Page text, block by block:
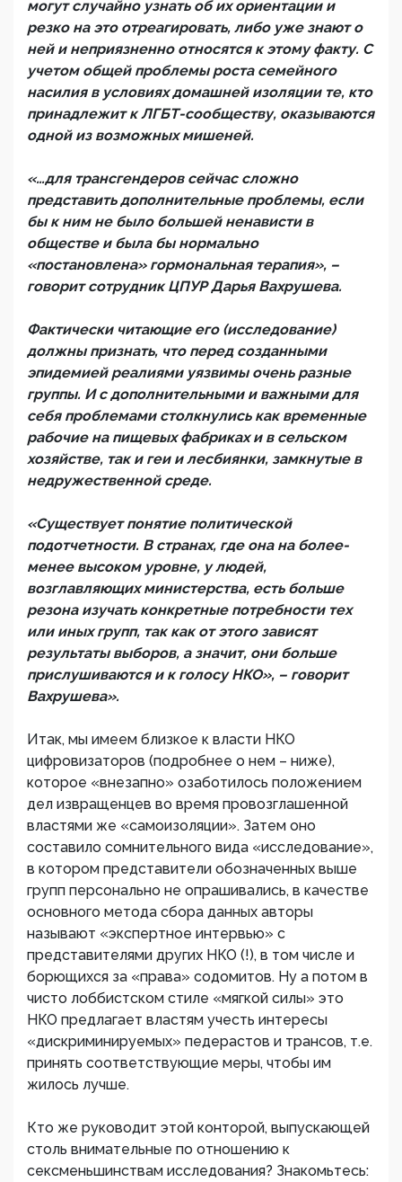
могут случайно узнать об их ориентации и
резко на это отреагировать, либо уже знают о
ней и неприязненно относятся к этому факту. С
учетом общей проблемы роста семейного
насилия в условиях домашней изоляции те, кто
принадлежит к ЛГБТ-сообществу, оказываются
одной из возможных мишеней.
«…для трансгендеров сейчас сложно
представить дополнительные проблемы, если
бы к ним не было большей ненависти в
обществе и была бы нормально
«постановлена» гормональная терапия», –
говорит сотрудник ЦПУР Дарья Вахрушева.
Фактически читающие его (исследование)
должны признать, что перед созданными
эпидемией реалиями уязвимы очень разные
группы. И с дополнительными и важными для
себя проблемами столкнулись как временные
рабочие на пищевых фабриках и в сельском
хозяйстве, так и геи и лесбиянки, замкнутые в
недружественной среде.
«Существует понятие политической
подотчетности. В странах, где она на более-
менее высоком уровне, у людей,
возглавляющих министерства, есть больше
резона изучать конкретные потребности тех
или иных групп, так как от этого зависят
результаты выборов, а значит, они больше
прислушиваются и к голосу НКО», – говорит
Вахрушева».
Итак, мы имеем близкое к власти НКО
цифровизаторов (подробнее о нем – ниже),
которое «внезапно» озаботилось положением
дел извращенцев во время провозглашенной
властями же «самоизоляции». Затем оно
составило сомнительного вида «исследование»,
в котором представители обозначенных выше
групп персонально не опрашивались, в качестве
основного метода сбора данных авторы
называют «экспертное интервью» с
представителями других НКО (!), в том числе и
борющихся за «права» содомитов. Ну а потом в
чисто лоббистском стиле «мягкой силы» это
НКО предлагает властям учесть интересы
«дискриминируемых» педерастов и трансов, т.е.
принять соответствующие меры, чтобы им
жилось лучше.
Кто же руководит этой конторой, выпускающей
столь внимательные по отношению к
сексменьшинствам исследования? Знакомьтесь: